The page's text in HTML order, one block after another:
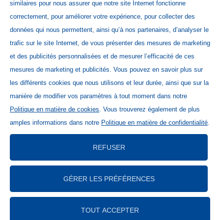
Home
Contact
Newsletter Schweiz
Base de données des médias
Mentions légales
Déclaration de protection des données
Directives relatives aux cookies
Lieferanteninformationen
Allgemeine Geschäftsbedingungen
Impressum
Copyright 2026 Wander GmbH
similaires pour nous assurer que notre site Internet fonctionne
correctement, pour améliorer votre expérience, pour collecter des
données qui nous permettent, ainsi qu’à nos partenaires, d’analyser le
trafic sur le site Internet, de vous présenter des mesures de marketing
et des publicités personnalisées et de mesurer l’efficacité de ces
mesures de marketing et publicités. Vous pouvez en savoir plus sur
les différents cookies que nous utilisons et leur durée, ainsi que sur la
manière de modifier vos paramètres à tout moment dans notre
Politique en matière de cookies. Vous trouverez également de plus
amples informations dans notre Politique en matière de confidentialité.
REFUSER
GÉRER LES PRÉFÉRENCES
TOUT ACCEPTER